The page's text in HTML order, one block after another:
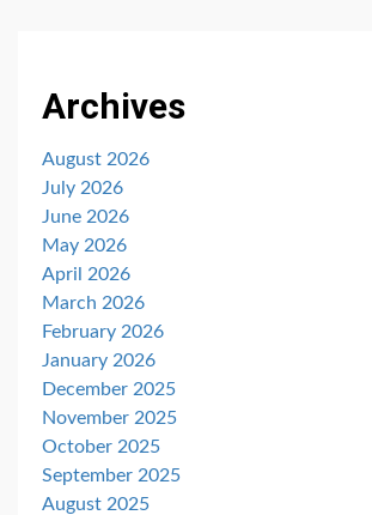
Archives
August 2026
July 2026
June 2026
May 2026
April 2026
March 2026
February 2026
January 2026
December 2025
November 2025
October 2025
September 2025
August 2025